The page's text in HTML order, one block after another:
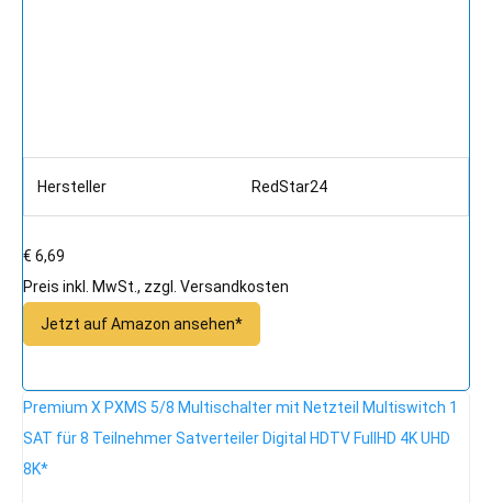
Hersteller RedStar24
€ 6,69
Preis inkl. MwSt., zzgl. Versandkosten
Jetzt auf Amazon ansehen*
Premium X PXMS 5/8 Multischalter mit Netzteil Multiswitch 1
SAT für 8 Teilnehmer Satverteiler Digital HDTV FullHD 4K UHD
8K*